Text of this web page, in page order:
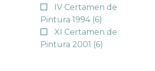
IV Certamen de
Pintura 1994 (6)
XI Certamen de
Pintura 2001 (6)